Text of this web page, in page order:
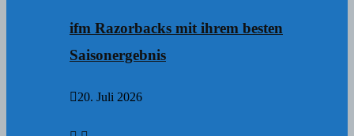
ifm Razorbacks mit ihrem besten
Saisonergebnis
20. Juli 2026